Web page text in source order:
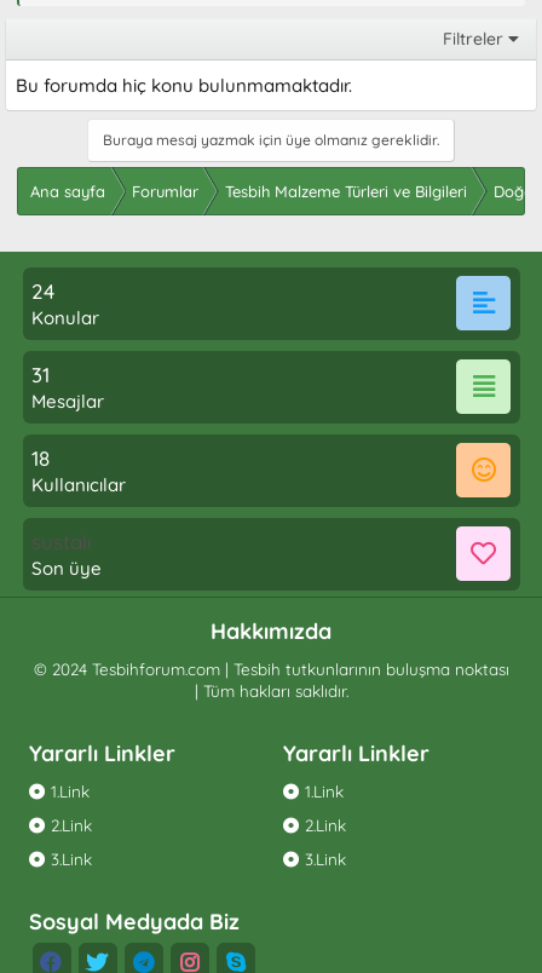
Filtreler
Bu forumda hiç konu bulunmamaktadır.
Buraya mesaj yazmak için üye olmanız gereklidir.
Ana sayfa Forumlar Tesbih Malzeme Türleri ve Bilgileri Doğal
24
Konular
31
Mesajlar
18
Kullanıcılar
sustalı
Son üye
Hakkımızda
© 2024 Tesbihforum.com | Tesbih tutkunlarının buluşma noktası
| Tüm hakları saklıdır.
Yararlı Linkler
1.Link
2.Link
3.Link
Yararlı Linkler
1.Link
2.Link
3.Link
Sosyal Medyada Biz